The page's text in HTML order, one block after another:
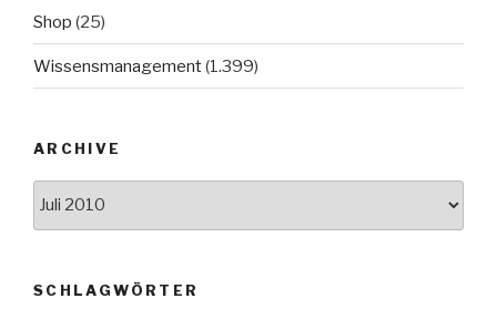
Shop (25)
Wissensmanagement(1.399)
ARCHIVE
SCHLAGWÖRTER